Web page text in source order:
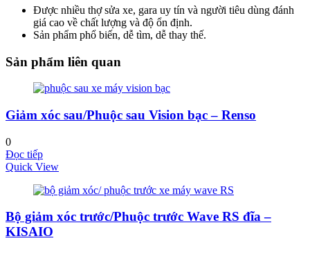
Được nhiều thợ sửa xe, gara uy tín và người tiêu dùng đánh
giá cao về chất lượng và độ ổn định.
Sản phẩm phổ biến, dễ tìm, dễ thay thế.
Sản phẩm liên quan
Giảm xóc sau/Phuộc sau Vision bạc – Renso
0
Đọc tiếp
Quick View
Bộ giảm xóc trước/Phuộc trước Wave RS đĩa –
KISAIO